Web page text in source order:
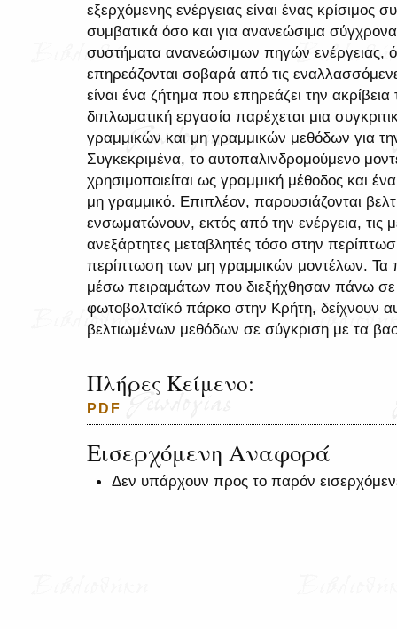
εξερχόμενης ενέργειας είναι ένας κρίσιμος
συμβατικά όσο και για ανανεώσιμα
συστήματα ανανεώσιμων πηγών ενέργειας,
επηρεάζονται σοβαρά από τις
είναι ένα ζήτημα που επηρεάζει την
διπλωματική εργασία παρέχεται μια
γραμμικών και μη γραμμικών μεθόδων για
Συγκεκριμένα, το αυτοπαλινδρομούμενο
χρησιμοποιείται ως γραμμική μέθοδος και
μη γραμμικό. Επιπλέον, παρουσιάζονται
ενσωματώνουν, εκτός από την ενέργεια, τις
ανεξάρτητες μεταβλητές τόσο στην
περίπτωση των μη γραμμικών μοντέλων. Τα
μέσω πειραμάτων που διεξήχθησαν πάνω
φωτοβολταϊκό πάρκο στην Κρήτη, δείχνουν
βελτιωμένων μεθόδων σε σύγκριση με τα
Πλήρες Κείμενο:
PDF
Εισερχόμενη Αναφορά
Δεν υπάρχουν προς το παρόν